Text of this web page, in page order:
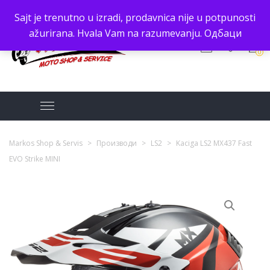
Sajt je trenutno u izradi, prodavnica nije u potpunosti
ažurirana. Hvala Vam na razumevanju. Одбаци
0
Markos Shop & Servis > Производи > LS2 > Kaciga LS2 MX437 Fast
EVO Strike MINI